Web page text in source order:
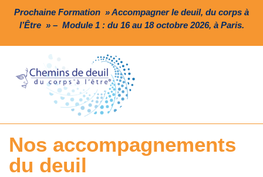
Prochaine Formation » Accompagner le deuil, du corps à
l’Être » – Module 1 : du 16 au 18 octobre 2026, à Paris.
Nos accompagnements
du deuil